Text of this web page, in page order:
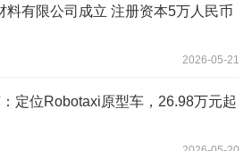
料有限公司成立 注册资本5万人民币
2026-05-21
定位Robotaxi原型车，26.98万元起